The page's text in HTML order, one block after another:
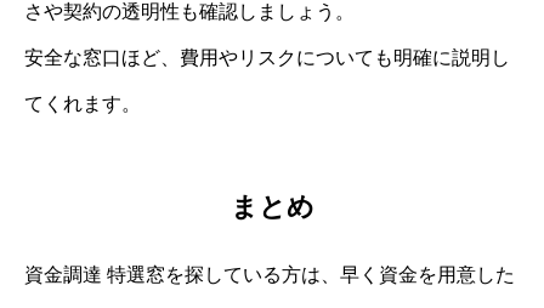
さや契約の透明性も確認しましょう。
安全な窓口ほど、費用やリスクについても明確に説明し
てくれます。
まとめ
資金調達 特選窓を探している方は、早く資金を用意した